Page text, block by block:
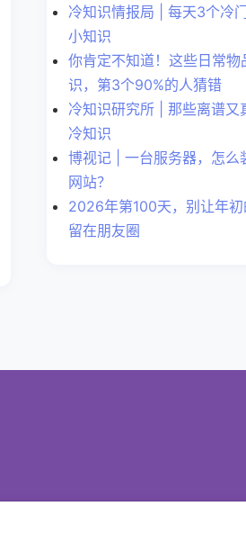
冷知识情报局 | 每天3个冷
小知识
你肯定不知道！这些日常物
识，第3个90%的人猜错
冷知识研究所 | 那些离谱又
冷知识
博视记 | 一台服务器，怎么
网站？
2026年第100天，别让年
留在朋友圈